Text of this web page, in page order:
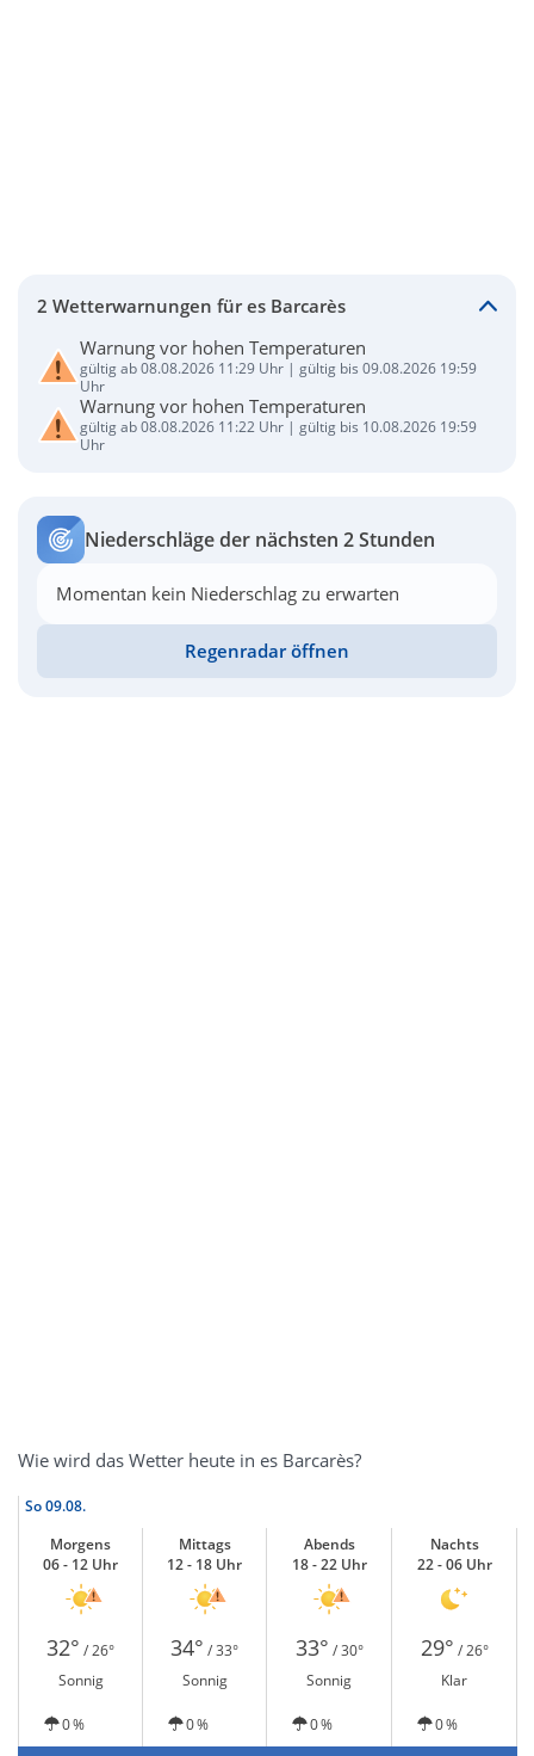
2 Wetterwarnungen für es Barcarès
Warnung vor hohen Temperaturen
gültig ab 08.08.2026 11:29 Uhr | gültig bis 09.08.2026 19:59
Uhr
Warnung vor hohen Temperaturen
gültig ab 08.08.2026 11:22 Uhr | gültig bis 10.08.2026 19:59
Uhr
Niederschläge der nächsten 2 Stunden
Momentan kein Niederschlag zu erwarten
Regenradar öffnen
Wie wird das Wetter heute in es Barcarès?
So09.08.
Morgens
06 - 12 Uhr
Mittags
12 - 18 Uhr
Abends
18 - 22 Uhr
Nachts
22 - 06 Uhr
32° / 26° 34° / 33° 33° / 30° 29° / 26°
Sonnig
Sonnig Sonnig Klar
0 % 0 % 0 % 0 %